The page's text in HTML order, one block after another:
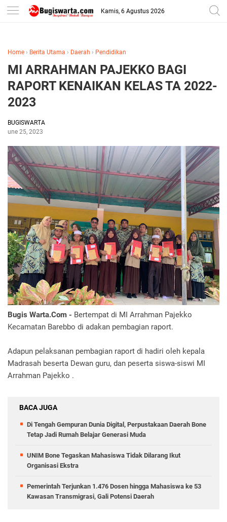
-->
Kamis, 6 Agustus 2026
Home › Berita Utama › Daerah › Pendidikan
MI ARRAHMAN PAJEKKO BAGI
RAPORT KENAIKAN KELAS TA 2022-
2023
BUGISWARTA
June 25, 2023
Bugis Warta.Com - Bertempat di MI Arrahman Pajekko
Kecamatan Barebbo di adakan pembagian raport.
Adapun pelaksanan pembagian raport di hadiri oleh kepala
Madrasah beserta Dewan guru, dan peserta siswa-siswi MI
Arrahman Pajekko .
BACA JUGA
Di Tengah Gempuran Dunia Digital, Perpustakaan Daerah Bone
Tetap Jadi Rumah Belajar Generasi Muda
UNIM Bone Tegaskan Mahasiswa Tidak Dilarang Ikut
Organisasi Ekstra
Pemerintah Terjunkan 1.476 Dosen hingga Mahasiswa ke 53
Kawasan Transmigrasi, Gali Potensi Daerah